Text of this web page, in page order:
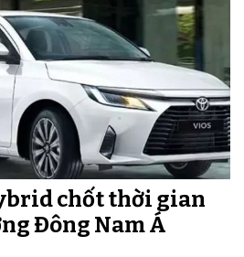
chốt thời gian
Đông Nam Á